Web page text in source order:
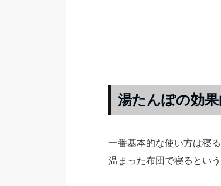
湯たんぽの効
一番基本的な使い方は寝
温まった布団で寝るという